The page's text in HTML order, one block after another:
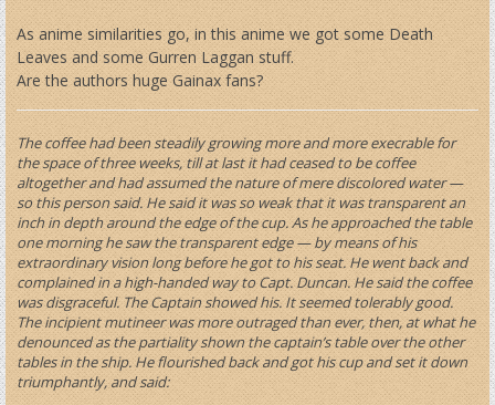
As anime similarities go, in this anime we got some Death
Leaves and some Gurren Laggan stuff.
Are the authors huge Gainax fans?
The coffee had been steadily growing more and more execrable for
the space of three weeks, till at last it had ceased to be coffee
altogether and had assumed the nature of mere discolored water —
so this person said. He said it was so weak that it was transparent an
inch in depth around the edge of the cup. As he approached the table
one morning he saw the transparent edge — by means of his
extraordinary vision long before he got to his seat. He went back and
complained in a high-handed way to Capt. Duncan. He said the coffee
was disgraceful. The Captain showed his. It seemed tolerably good.
The incipient mutineer was more outraged than ever, then, at what he
denounced as the partiality shown the captain’s table over the other
tables in the ship. He flourished back and got his cup and set it down
triumphantly, and said: